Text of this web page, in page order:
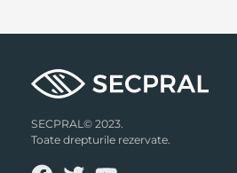
SECPRAL© 2023.
Toate drepturile rezervate.